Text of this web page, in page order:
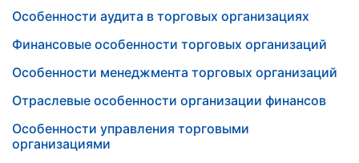
Особенности аудита в торговых организациях
Финансовые особенности торговых организаций
Особенности менеджмента торговых организаций
Отраслевые особенности организации финансов
Особенности управления торговыми
организациями